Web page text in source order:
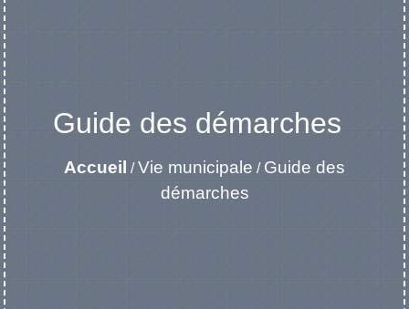
Guide des démarches
Accueil /Vie municipale / Guide des
démarches